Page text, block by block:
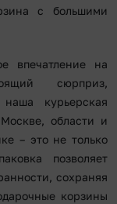
с большими
впечатление на
сюрприз,
курьерская
области и
– это не только
позволяет
сохраняя
корзины